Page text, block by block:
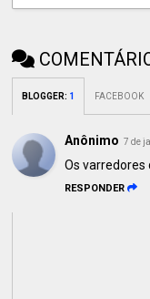
BLOGGER: 1 FACEBOOK
Anônimo 7 de
Os varredores
RESPONDER